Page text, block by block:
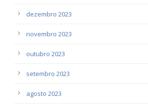
dezembro 2023
novembro 2023
outubro 2023
setembro 2023
agosto 2023